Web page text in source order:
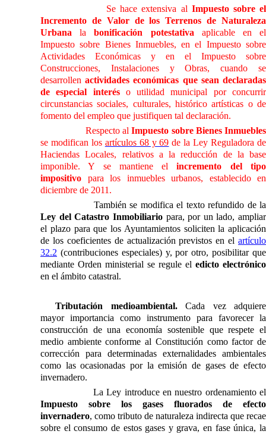
Se hace extensiva al Impuesto sobre el
Incremento de Valor de los Terrenos de Naturaleza
Urbana labonificación potestativa aplicable en el
Impuesto sobre Bienes Inmuebles, en el Impuesto sobre
Actividades Económicas y en el Impuesto sobre
Construcciones, Instalaciones y Obras, cuando se
desarrollenactividades económicas que sean declaradas
de especial interéso utilidad municipal por concurrir
circunstancias sociales, culturales, histórico artísticas o de
fomento del empleo que justifiquen tal declaración.
Respecto alImpuesto sobre Bienes Inmuebles
se modifican los artículos 68 y 69 dela Ley Reguladora de
Haciendas Locales, relativos a la reducción de la base
imponible. Y se mantiene elincremento del tipo
impositivo para los inmuebles urbanos, establecido en
diciembre de 2011.
También se modifica el texto refundido dela
Ley del Catastro Inmobiliariopara, por un lado, ampliar
el plazo para que los Ayuntamientos soliciten la aplicación
de los coeficientes de actualización previstos en el artículo
32.2 (contribuciones especiales) y, por otro, posibilitar que
mediante Orden ministerial se regule el edicto electrónico
en el ámbito catastral.
Tributación medioambiental. Cada vez adquiere
mayor importancia como instrumento para favorecer la
construcción de una economía sostenible que respete el
medio ambiente conforme al Constitución como factor de
corrección para determinadas externalidades ambientales
como las ocasionadas por la emisión de gases de efecto
invernadero.
La Ley introduce en nuestro ordenamiento el
Impuesto sobre los gases fluorados de efecto
invernadero, como tributo de naturaleza indirecta que recae
sobre el consumo de estos gases y grava, en fase única, la